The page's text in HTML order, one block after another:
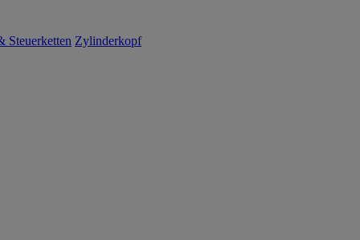
Steuerketten Zylinderkopf